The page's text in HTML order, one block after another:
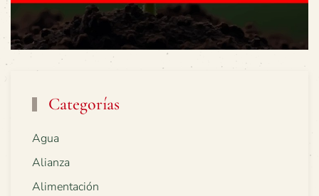
Categorías
Agua
Alianza
Alimentación